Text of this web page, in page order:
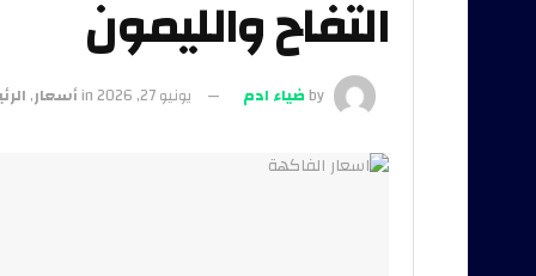
التفاح والليمون
byضياء ادم يونيو 27, 2026 inأسعار,